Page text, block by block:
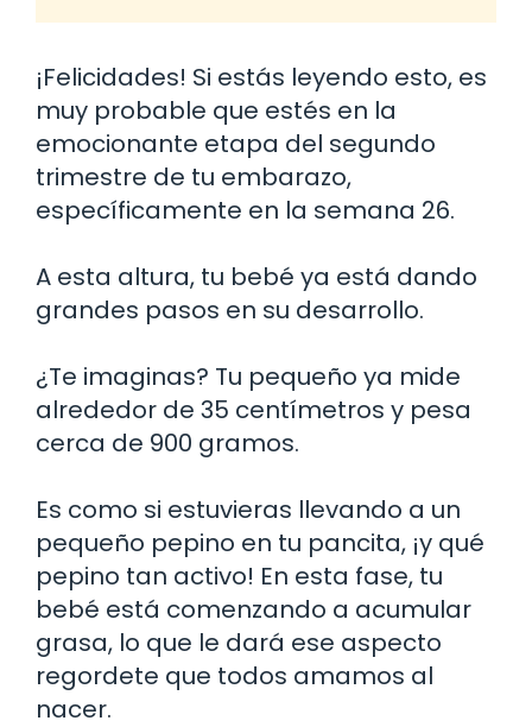
¡Felicidades! Si estás leyendo esto, es
muy probable que estés en la
emocionante etapa del segundo
trimestre de tu embarazo,
específicamente en la semana 26.
A esta altura, tu bebé ya está dando
grandes pasos en su desarrollo.
¿Te imaginas? Tu pequeño ya mide
alrededor de 35 centímetros y pesa
cerca de 900 gramos.
Es como si estuvieras llevando a un
pequeño pepino en tu pancita, ¡y qué
pepino tan activo! En esta fase, tu
bebé está comenzando a acumular
grasa, lo que le dará ese aspecto
regordete que todos amamos al
nacer.